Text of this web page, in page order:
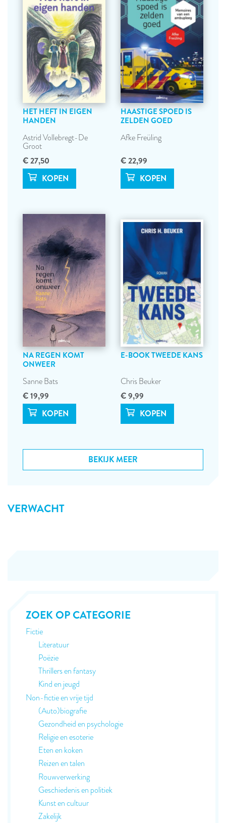
HET HEFT IN EIGEN
HANDEN
Astrid Vollebregt-De
Groot
€ 27,50
HAASTIGE SPOED IS
ZELDEN GOED
Afke Freüling
€ 22,99
NA REGEN KOMT
ONWEER
Sanne Bats
€ 19,99
E-BOOK TWEEDE KANS
Chris Beuker
€ 9,99
BEKIJK MEER
VERWACHT
ZOEK OP CATEGORIE
Fictie
Literatuur
Poëzie
Thrillers en fantasy
Kind en jeugd
Non-fictie en vrije tijd
(Auto)biografie
Gezondheid en psychologie
Religie en esoterie
Eten en koken
Reizen en talen
Rouwverwerking
Geschiedenis en politiek
Kunst en cultuur
Zakelijk